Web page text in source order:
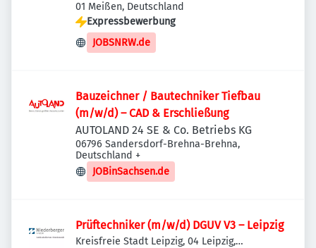
01 Meißen, Deutschland
Expressbewerbung
JOBSNRW.de
Bauzeichner / Bautechniker Tiefbau
(m/w/d) – CAD & Erschließung
AUTOLAND 24 SE & Co. Betriebs KG
06796 Sandersdorf-Brehna-Brehna,
Deutschland +
JOBinSachsen.de
Prüftechniker (m/w/d) DGUV V3 – Leipzig
Kreisfreie Stadt Leipzig, 04 Leipzig,